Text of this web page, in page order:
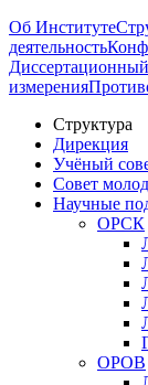
Об Институте
деятельность
измерения
Структура
Дирекция
Учёный
Совет
Научные
ОРСК
ОРОВ